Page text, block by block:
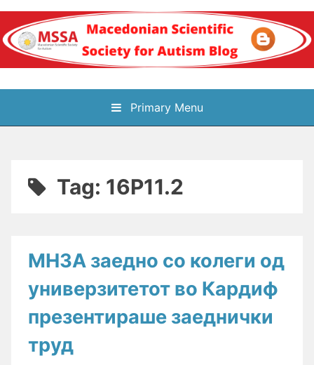
Skip
content
Блог на
Македонското научно
здружение за
Primary Menu
Tag: 16P11.2
МНЗА заедно со колеги од
универзитетот во Кардиф
презентираше заеднички
труд